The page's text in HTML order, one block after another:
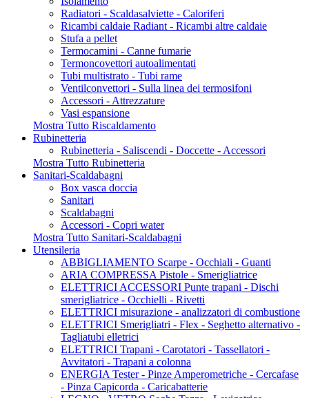
Radiatori - Scaldasalviette - Caloriferi
Ricambi caldaie Radiant - Ricambi altre caldaie
Stufa a pellet
Termocamini - Canne fumarie
Termoncovettori autoalimentati
Tubi multistrato - Tubi rame
Ventilconvettori - Sulla linea dei termosifoni
Accessori - Attrezzature
Vasi espansione
Mostra Tutto Riscaldamento
Rubinetteria
Rubinetteria - Saliscendi - Doccette - Accessori
Mostra Tutto Rubinetteria
Sanitari-Scaldabagni
Box vasca doccia
Sanitari
Scaldabagni
Accessori - Copri water
Mostra Tutto Sanitari-Scaldabagni
Utensileria
ABBIGLIAMENTO Scarpe - Occhiali - Guanti
ARIA COMPRESSA Pistole - Smerigliatrice
ELETTRICI ACCESSORI Punte trapani - Dischi
smerigliatrice - Occhielli - Rivetti
ELETTRICI misurazione - analizzatori di combustione
ELETTRICI Smerigliatri - Flex - Seghetto alternativo -
Tagliatubi elletrici
ELETTRICI Trapani - Carotatori - Tassellatori -
Avvitatori - Trapani a colonna
ENERGIA Tester - Pinze Amperometriche - Cercafase
- Pinza Capicorda - Caricabatterie